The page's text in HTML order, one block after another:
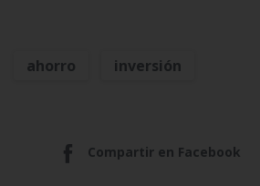
ahorro inversión
Compartir en Facebook